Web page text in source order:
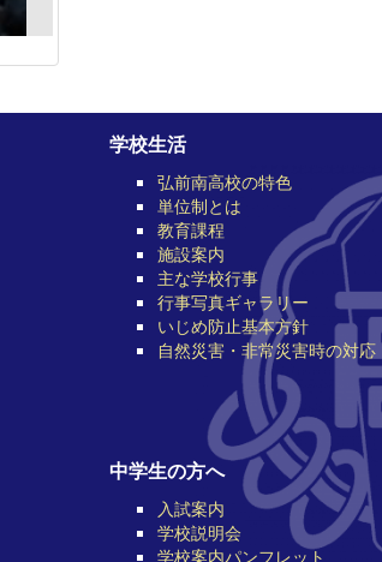
学校生活
弘前南高校の特色
単位制とは
教育課程
施設案内
主な学校行事
行事写真ギャラリー
いじめ防止基本方針
自然災害・非常災害時の対応
中学生の方へ
入試案内
学校説明会
学校案内パンフレット